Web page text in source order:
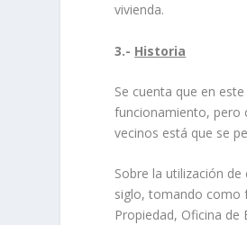
vivienda.
3.- Historia
Se cuenta que en
funcionamiento, pero
vecinos está que se
Sobre la utilización
siglo, tomando como
Propiedad, Oficina